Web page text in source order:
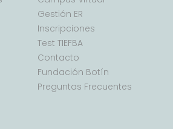
Gestión ER
Inscripciones
Test TIEFBA
Contacto
Fundación Botín
Preguntas Frecuentes